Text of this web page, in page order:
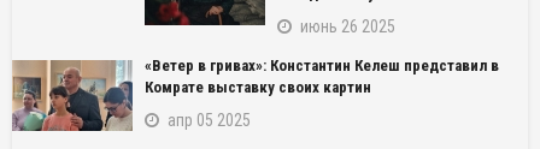
июнь 26 2025
«Ветер в гривах»: Константин Келеш представил в
Комрате выставку своих картин
апр 05 2025